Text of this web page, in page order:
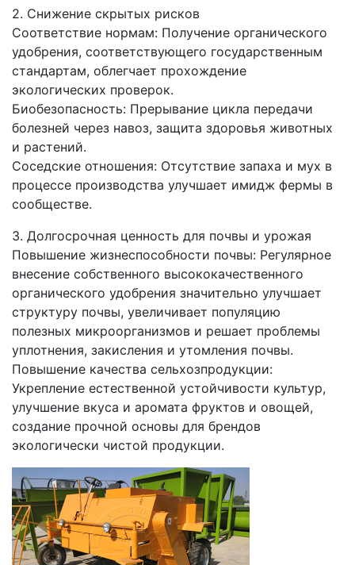
2. Снижение скрытых рисков
Соответствие нормам: Получение органического
удобрения, соответствующего государственным
стандартам, облегчает прохождение
экологических проверок.
Биобезопасность: Прерывание цикла передачи
болезней через навоз, защита здоровья животных
и растений.
Соседские отношения: Отсутствие запаха и мух в
процессе производства улучшает имидж фермы в
сообществе.
3. Долгосрочная ценность для почвы и урожая
Повышение жизнеспособности почвы: Регулярное
внесение собственного высококачественного
органического удобрения значительно улучшает
структуру почвы, увеличивает популяцию
полезных микроорганизмов и решает проблемы
уплотнения, закисления и утомления почвы.
Повышение качества сельхозпродукции:
Укрепление естественной устойчивости культур,
улучшение вкуса и аромата фруктов и овощей,
создание прочной основы для брендов
экологически чистой продукции.